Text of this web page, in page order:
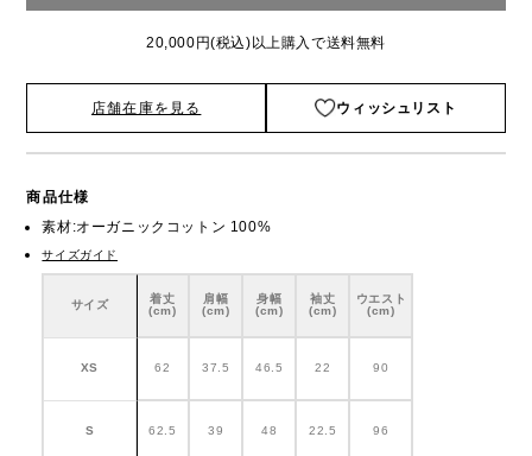
20,000円(税込)以上購入で送料無料
店舗在庫を見る ウィッシュリスト
商品仕様
素材:オーガニックコットン 100%
サイズガイド
サイズ
着丈
(cm)
肩幅
(cm)
身幅
(cm)
袖丈
(cm)
ウエスト
(cm)
XS 62 37.5 46.5 22 90
S 62.5 39 48 22.5 96